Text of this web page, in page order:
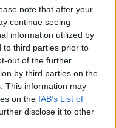
note that after your
continue seeing
information utilized by
to third parties prior to
out of the further
by third parties on the
This information may
on the IAB’s List of
disclose it to other